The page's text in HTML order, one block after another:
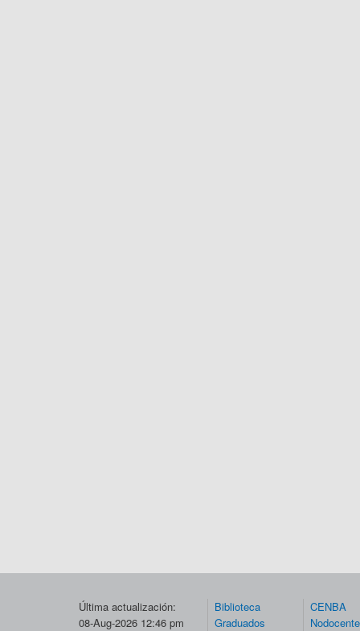
Última actualización:
08-Aug-2026 12:46 pm
Biblioteca
Graduados
CENBA